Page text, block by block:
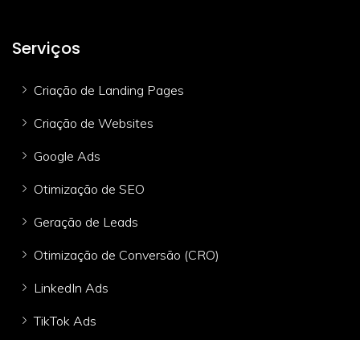
Serviços
Criação de Landing Pages
Criação de Websites
Google Ads
Otimização de SEO
Geração de Leads
Otimização de Conversão (CRO)
LinkedIn Ads
TikTok Ads